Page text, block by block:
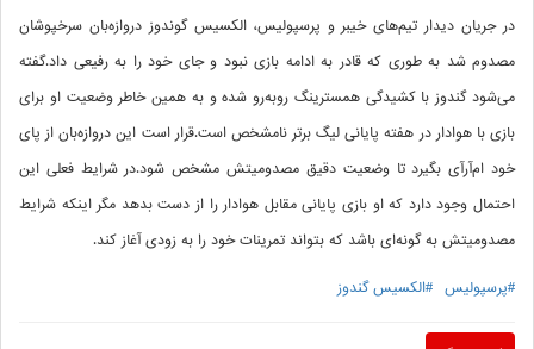
در جریان دیدار تیم‌های خیبر و پرسپولیس، الکسیس گوندوز دروازه‌بان سرخپوشان
مصدوم شد به طوری که قادر به ادامه بازی نبود و جای خود را به رفیعی داد.گفته
می‌شود گندوز با کشیدگی همسترینگ روبه‌رو شده و به همین خاطر وضعیت او برای
بازی با هوادار در هفته پایانی لیگ برتر نامشخص است.قرار است این دروازه‌بان از پای
خود ام‌آرآی بگیرد تا وضعیت دقیق مصدومیتش مشخص شود.در شرایط فعلی این
احتمال وجود دارد که او بازی پایانی مقابل هوادار را از دست بدهد مگر اینکه شرایط
مصدومیتش به گونه‌ای باشد که بتواند تمرینات خود را به زودی آغاز کند.
#پرسپولیس #الکسیس گندوز